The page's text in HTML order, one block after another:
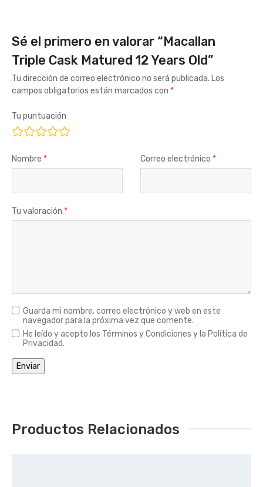
Sé el primero en valorar “Macallan
Triple Cask Matured 12 Years Old”
Tu dirección de correo electrónico no será publicada. Los
campos obligatorios están marcados con *
Tu puntuación
Tu valoración *
Nombre * Correo electrónico *
Guarda mi nombre, correo electrónico y web en este
navegador para la próxima vez que comente.
He leído y acepto los Términos y Condiciones y la Política de
Privacidad.
Productos Relacionados